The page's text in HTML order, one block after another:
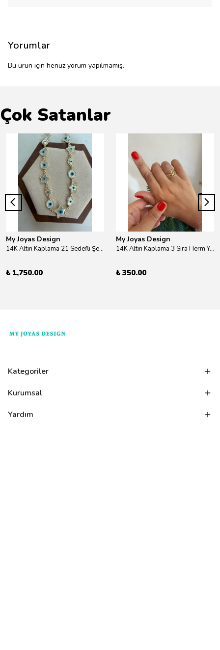
Yorumlar
Bu ürün için henüz yorum yapılmamış.
Çok Satanlar
My Joyas Design
14K Altın Kaplama 21 Sedefli Şekiller Kolye 46cm
₺ 1,750.00
My Joyas Design
14K Altın Kaplama 3 Sıra Herm Yüzük Gold
₺ 350.00
Kategoriler
Kurumsal
Yardım